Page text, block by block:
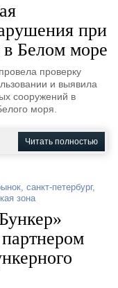
при
в Белом море
проверку
и выявила
сооружений в
моря.
Читать полностью
, санкт-петербург,
зона